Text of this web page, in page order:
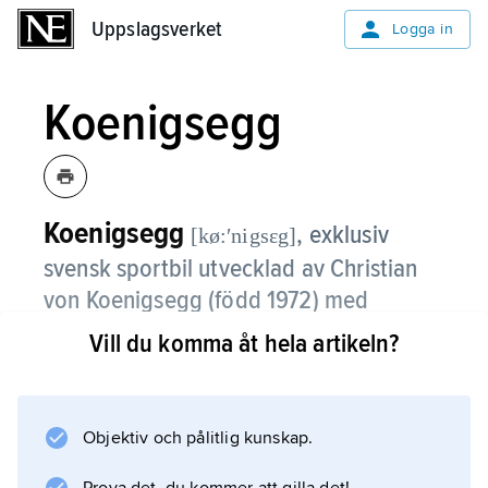
Uppslagsverket Logga in
Koenigsegg
Koenigsegg [kø:ʹnigsɛg], exklusiv
svensk sportbil utvecklad av Christian
von Koenigsegg (född 1972) med
produktion i Ängelholm sedan 2000.
på en bilmässa i Paris. Modellen CCXR
Vill du komma åt hela artikeln?
Objektiv och pålitlig kunskap.